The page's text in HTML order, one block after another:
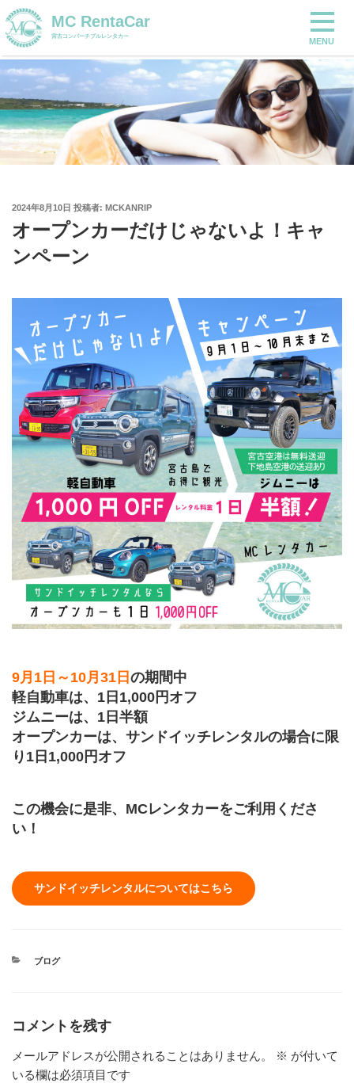
ン
テ
へ
ス
キ
ッ
MCRENTACAR
宮古コンバーチブルレンタカー
MC RentaCar
宮古コンバーチブルレンタカー
MENU
投
日:
2024年8月10日 投稿者: MCKANRIP
オープンカーだけじゃないよ！キャ
ンペーン
9月1日～10月31日 の期間中
軽自動車は、1日1,000円オフ
ジムニーは、1日半額
オープンカーは、サンドイッチレンタルの場合に限
り1日1,000円オフ
この機会に是非、MCレンタカーをご利用くださ
い！
サンドイッチレンタルについてはこちら
カ
ブログ
コメントを残す
メールアドレスが公開されることはありません。 ※ が付いて
いる欄は必須項目です